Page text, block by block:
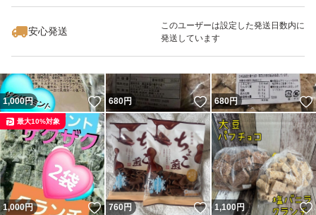
安心発送
このユーザーは設定した発送日数内に
発送しています
1,000円 いいね！
680円 いいね！
680円
1,000円 いいね！
最大10%対象
760 円 いいね！
1,100円